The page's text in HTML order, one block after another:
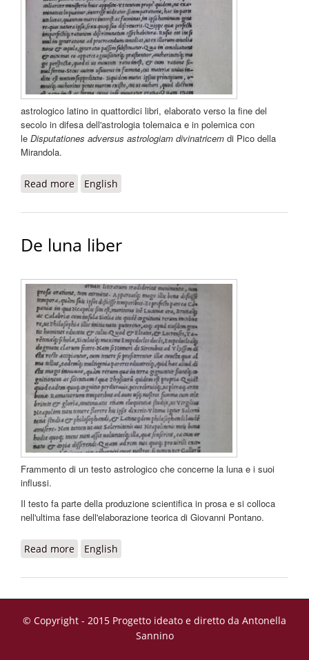
astrologico latino in quattordici libri, elaborato verso la fine del
secolo in difesa dell'astrologia tolemaica e in polemica con
le Disputationes adversus astrologiam divinatricem di Pico della
Mirandola.
Read more about De rebus coelestibus
English
De luna liber
Frammento di un testo astrologico che concerne la luna e i suoi
influssi.
Il testo fa parte della produzione scientifica in prosa e si colloca
nell'ultima fase dell'elaborazione teorica di Giovanni Pontano.
Read more about De luna liber
English
© Copyright - 2015 Progetto ideato e diretto da Antonella
Sannino